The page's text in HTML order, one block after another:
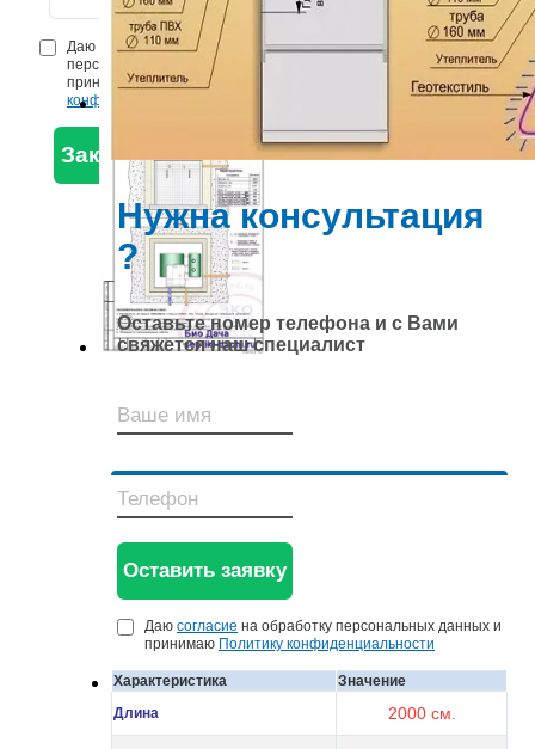
Даю согласиена обработку
персональных данных и
принимаюПолитику
конфиденциальности
Нужна консультация
?
Оставьте номер телефона и с Вами
свяжется наш специалист
Даю согласие на обработку персональных данных и
принимаю Политику конфиденциальности
Характеристика
Значение
Длина
2000 см.